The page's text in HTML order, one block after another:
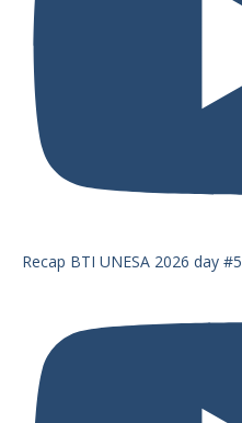
Recap BTI UNESA 2026 day #5